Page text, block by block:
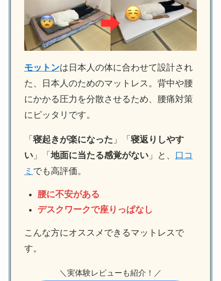
モットンは日本人の体に合わせて設計され
た、日本人のためのマットレス。背中や腰
にかかる圧力を分散させるため、腰痛対策
にピッタリです。
「 寝起きが楽になった 」「 寝返りしやす
い」「地面に当たる感覚がない」と、
口コ
ミ でも高評価。
腰に不安がある
デスクワークで座りっぱなし
こんな方にオススメできるマットレスで
す。
＼実体験レビューも紹介！／